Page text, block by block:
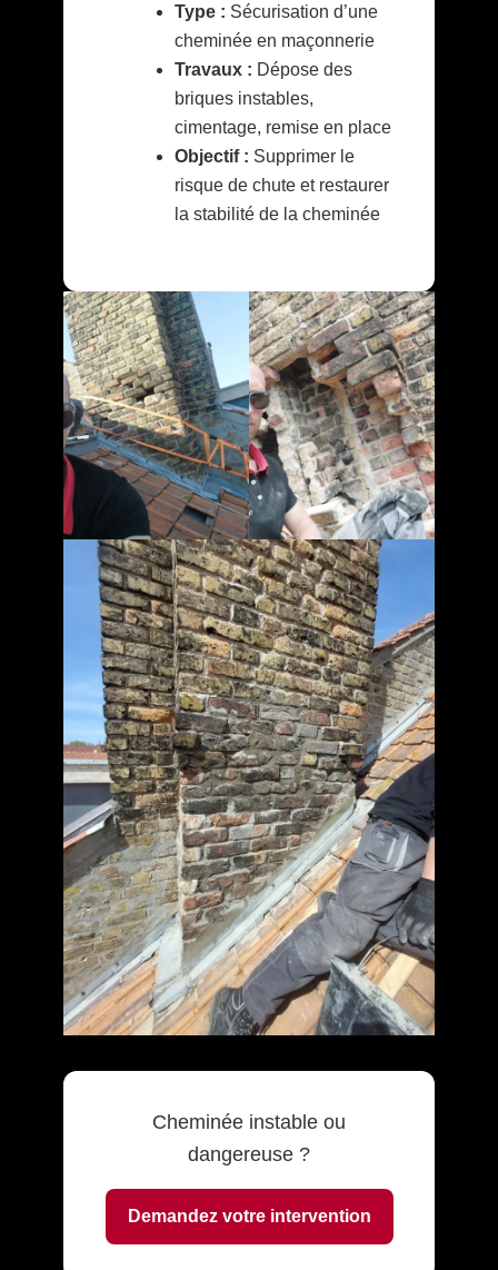
Type : Sécurisation d’une
cheminée en maçonnerie
Travaux : Dépose des
briques instables,
cimentage, remise en place
Objectif : Supprimer le
risque de chute et restaurer
la stabilité de la cheminée
Cheminée instable ou
dangereuse ?
Demandez votre intervention